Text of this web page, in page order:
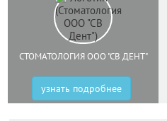
СТОМАТОЛОГИЯ ООО "СВ ДЕНТ"
узнать подробнее